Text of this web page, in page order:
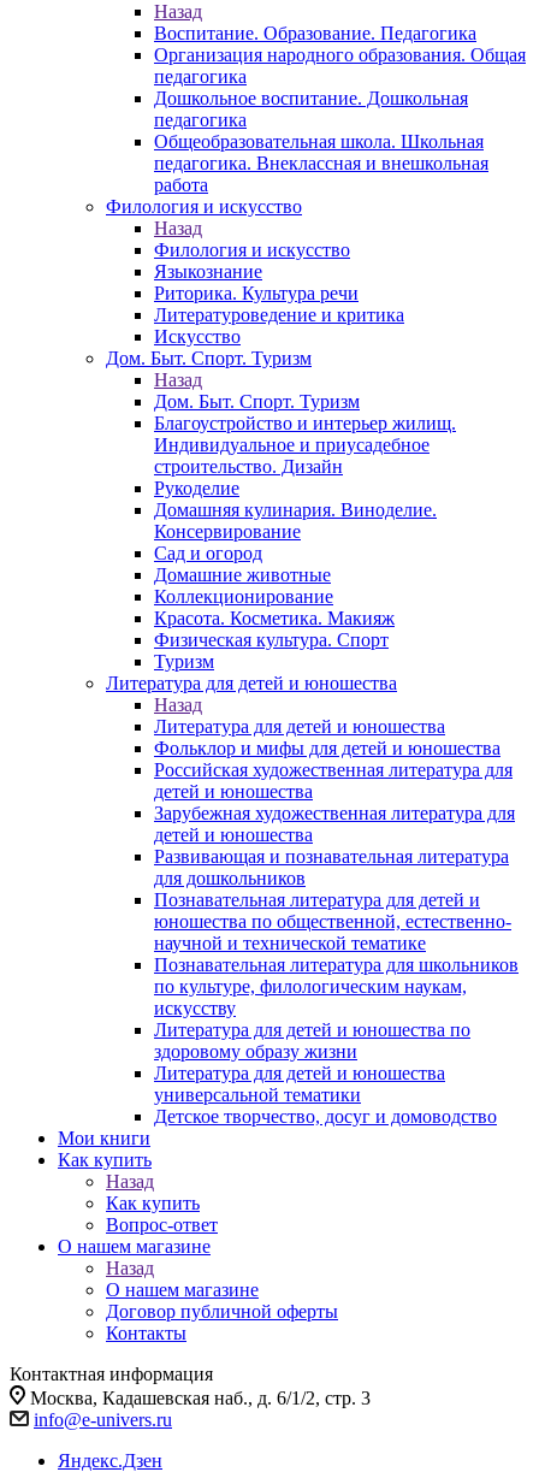
Назад
Воспитание. Образование. Педагогика
Организация народного образования. Общая
педагогика
Дошкольное воспитание. Дошкольная
педагогика
Общеобразовательная школа. Школьная
педагогика. Внеклассная и внешкольная
работа
Филология и искусство
Назад
Филология и искусство
Языкознание
Риторика. Культура речи
Литературоведение и критика
Искусство
Дом. Быт. Спорт. Туризм
Назад
Дом. Быт. Спорт. Туризм
Благоустройство и интерьер жилищ.
Индивидуальное и приусадебное
строительство. Дизайн
Рукоделие
Домашняя кулинария. Виноделие.
Консервирование
Сад и огород
Домашние животные
Коллекционирование
Красота. Косметика. Макияж
Физическая культура. Спорт
Туризм
Литература для детей и юношества
Назад
Литература для детей и юношества
Фольклор и мифы для детей и юношества
Российская художественная литература для
детей и юношества
Зарубежная художественная литература для
детей и юношества
Развивающая и познавательная литература
для дошкольников
Познавательная литература для детей и
юношества по общественной, естественно-
научной и технической тематике
Познавательная литература для школьников
по культуре, филологическим наукам,
искусству
Литература для детей и юношества по
здоровому образу жизни
Литература для детей и юношества
универсальной тематики
Детское творчество, досуг и домоводство
Мои книги
Как купить
Назад
Как купить
Вопрос-ответ
О нашем магазине
Назад
О нашем магазине
Договор публичной оферты
Контакты
Контактная информация
Москва, Кадашевская наб., д. 6/1/2, стр. 3
info@e-univers.ru
Яндекс.Дзен